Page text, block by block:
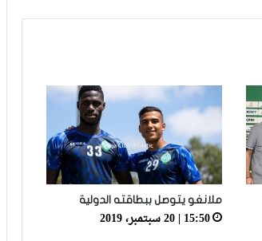
بجناح فاخر بـ4 ملايين لليلة… ونهاية
تبرز القيم الإنسانية للنادي
الرجاء يؤجل جمعه العام ويعقد لقاء
تواصليا
كارتيرون يعزز طاقمه التقني بأسماء أجنبية
ملانغو يتوصل ببطاقته الدولية
15:50 | 20 سبتمبر، 2019